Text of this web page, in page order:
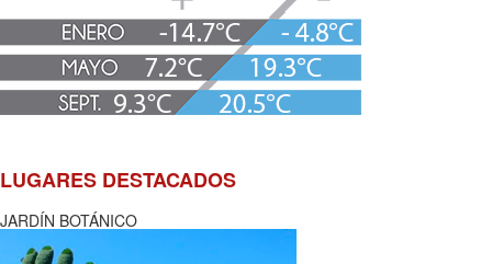
LUGARES DESTACADOS
JARDÍN BOTÁNICO